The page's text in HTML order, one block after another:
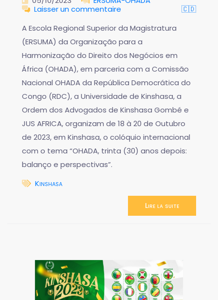
Laisser un commentaire
🇨🇩
A Escola Regional Superior da Magistratura
(ERSUMA) da Organização para a
Harmonização do Direito dos Negócios em
África (OHADA), em parceria com a Comissão
Nacional OHADA da República Democrática do
Congo (RDC), a Universidade de Kinshasa, a
Ordem dos Advogados de Kinshasa Gombé e
JUS AFRICA, organizam de 18 à 20 de Outubro
de 2023, em Kinshasa, o colóquio internacional
com o tema “OHADA, trinta (30) anos depois:
balanço e perspectivas”.
Kinshasa
Lire la suite